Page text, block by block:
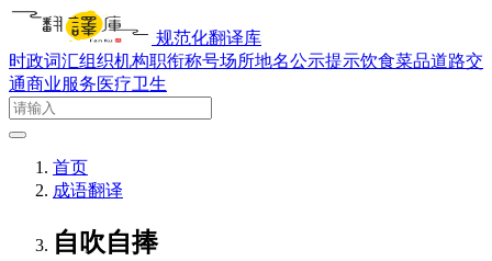
规范化翻译库
时政词汇组织机构职衔称号场所地名公示提示饮食菜品道路交
通商业服务医疗卫生
首页
成语翻译
自吹自捧